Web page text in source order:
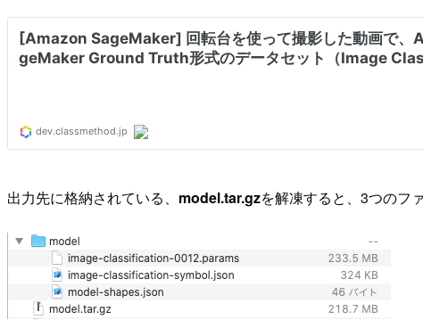
出力先に格納されている、 model.tar.gzを解凍すると、3つのフ